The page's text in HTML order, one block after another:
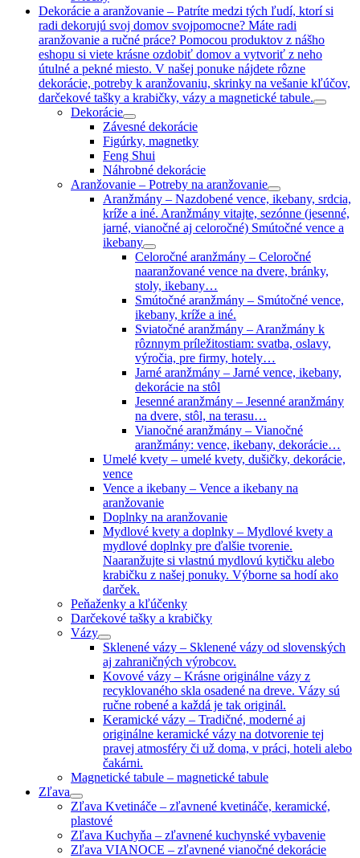
Dekorácie a aranžovanie – Patríte medzi tých ľudí, ktorí si
radi dekorujú svoj domov svojpomocne? Máte radi
aranžovanie a ručné práce? Pomocou produktov z nášho
eshopu si viete krásne ozdobiť domov a vytvoriť z neho
útulné a pekné miesto. V našej ponuke nájdete rôzne
dekorácie, potreby k aranžovaniu, skrinky na vešanie kľúčov,
darčekové tašky a krabičky, vázy a magnetické tabule.
Dekorácie
Závesné dekorácie
Figúrky, magnetky
Feng Shui
Náhrobné dekorácie
Aranžovanie – Potreby na aranžovanie
Aranžmány – Nazdobené vence, ikebany, srdcia,
kríže a iné. Aranžmány vitajte, sezónne (jesenné,
jarné, vianočné aj celoročné) Smútočné vence a
ikebany
Celoročné aranžmány – Celoročné
naaranžované vence na dvere, bránky,
stoly, ikebany…
Smútočné aranžmány – Smútočné vence,
ikebany, kríže a iné.
Sviatočné aranžmány – Aranžmány k
rôznnym príležitostiam: svatba, oslavy,
výročia, pre firmy, hotely…
Jarné aranžmány – Jarné vence, ikebany,
dekorácie na stôl
Jesenné aranžmány – Jesenné aranžmány
na dvere, stôl, na terasu…
Vianočné aranžmány – Vianočné
aranžmány: vence, ikebany, dekorácie…
Umelé kvety – umelé kvety, dušičky, dekorácie,
vence
Vence a ikebany – Vence a ikebany na
aranžovanie
Doplnky na aranžovanie
Mydlové kvety a doplnky – Mydlové kvety a
mydlové doplnky pre ďalšie tvorenie.
Naaranžujte si vlastnú mydlovú kytičku alebo
krabičku z našej ponuky. Výborne sa hodí ako
darček.
Peňaženky a kľúčenky
Darčekové tašky a krabičky
Vázy
Sklenené vázy – Sklenené vázy od slovenských
aj zahraničných výrobcov.
Kovové vázy – Krásne originálne vázy z
recyklovaného skla osadené na dreve. Vázy sú
ručne robené a každá je tak originál.
Keramické vázy – Tradičné, moderné aj
originálne keramické vázy na dotvorenie tej
pravej atmosféry či už doma, v práci, hoteli alebo
čakárni.
Magnetické tabule – magnetické tabule
Zľava
Zľava Kvetináče – zľavnené kvetináče, keramické,
plastové
Zľava Kuchyňa – zľavnené kuchynské vybavenie
Zľava VIANOCE – zľavnené vianočné dekorácie